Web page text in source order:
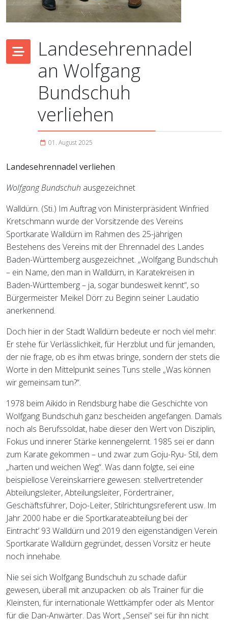
Landesehrennadel
an Wolfgang
Bundschuh
verliehen
01. August 2025
Landesehrennadel verliehen
Wolfgang Bundschuh ausgezeichnet
Walldürn. (Sti.) Im Auftrag von Ministerpräsident Winfried
Kretschmann wurde der Vorsitzende des Vereins
Sportkarate Walldürn im Rahmen des 25-jährigen
Bestehens des Vereins mit der Ehrennadel des Landes
Baden-Württemberg ausgezeichnet. „Wolfgang Bundschuh
– ein Name, den man in Walldürn, in Karatekreisen in
Baden-Württemberg – ja, sogar bundesweit kennt“, so
Bürgermeister Meikel Dörr zu Beginn seiner Laudatio
anerkennend.
Doch hier in der Stadt Walldürn bedeute er noch viel mehr:
Er stehe für Verlässlichkeit, für Herzblut und für jemanden,
der nie frage, ob es ihm etwas bringe, sondern der stets die
Worte in den Mittelpunkt seines Tuns stelle „Was können
wir gemeinsam tun?“.
1978 beim Aikido in Rendsburg habe die Geschichte von
Wolfgang Bundschuh ganz bescheiden angefangen. Damals
noch als Berufssoldat, habe dieser den Wert von Disziplin,
Fokus und innerer Stärke kennengelernt. 1985 sei er dann
zum Karate gekommen – und zwar zum Goju-Ryu- Stil, dem
„harten und weichen Weg“. Was dann folgte, sei eine
beispiellose Vereinskarriere gewesen: stellvertretender
Abteilungsleiter, Abteilungsleiter, Fördertrainer,
Geschäftsführer, Dojo-Leiter, Stilrichtungsreferent usw. Im
Jahr 2000 habe er die Sportkarateabteilung bei der
Eintracht’ 93 Walldürn und 2019 den eigenständigen Verein
Sportkarate Walldürn gegründet, dessen Vorsitz er heute
noch innehabe.
Nie sei sich Wolfgang Bundschuh zu schade dafür
gewesen, überall mit anzupacken: ob als Trainer für die
Kleinsten, für internationale Wettkämpfer oder als Mentor
für die Dan-Anwärter. Das Wort „Sensei“ sei für ihn nicht